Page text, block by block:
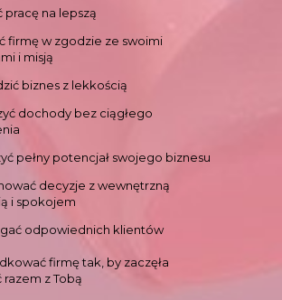
pracę na lepszą
firmę w zgodzie ze swoimi
i misją
biznes z lekkością
dochody bez ciągłego
pełny potencjał swojego biznesu
decyzje z wewnętrzną
i spokojem
odpowiednich klientów
firmę tak, by zaczęła
z Tobą